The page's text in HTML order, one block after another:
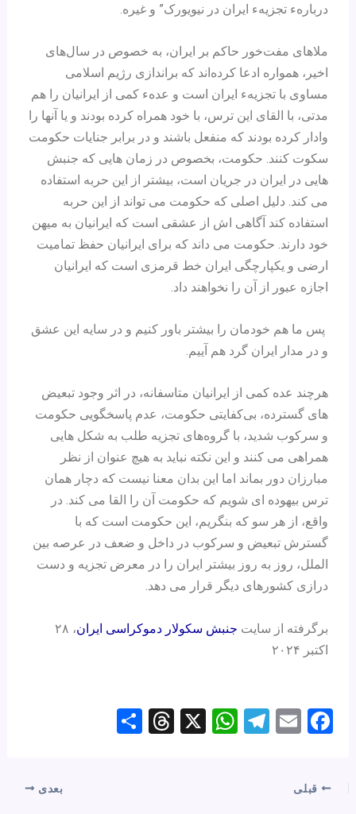
دربارهء تجزیهء ایران در نیویورک” و غیره.
ملاهای مفت‌خور حاکم بر ایران، به خصوص در سال‌های
اخیر، همواره ادعا کرده‌اند که براندازی رژیم اسلامی
مساوی با تجزیهء ایران است و عدهء کمی از ایرانیان را هم
مدتی، با القای این ترس، با خود همراه کرده بودند و یا آنها را
وادار کرده بودند که منفعل باشند و در برابر جنایات حکومت
سکوت کنند. حکومت، بخصوص در زمان هایی که جنبش
هایی در ایران در جریان است، بیشتر از این حربه استفاده
می کند. دلیل اصلی که حکومت می تواند از این حربه
استفاده کند آگاهی اش از عشقی است که ایرانیان به میهن
خود دارند. حکومت می داند که برای ایرانیان حفظ تمامیت
ارضی و یکپارچگی ایران خط قرمزی است که ایرانیان
اجازه عبور از آن را نخواهند داد.
پس ما هم خودمان را بیشتر باور کنیم و در سایه این عشق
و در مدار ایران گرد هم آییم.
هرچند عده کمی از ایرانیان متاسفانه، در اثر وجود تبعیض
های گسترده، بی‌کفایتی حکومت، عدم پاسخگویی حکومت
و سرکوب شدید، با گروه‌های تجزیه طلب به شکل هایی
همراهی می کنند و این نکته نباید به هیچ عنوان از نظر
مبارزان دور بماند اما این بدان معنا نیست که دچار همان
ترس بیهوده ای شویم که حکومت آن را القا می کند. در
واقع، از هر سو که بنگریم، این حکومت است که با
گسترش تبعیض و سرکوب در داخل و ضعف در عرصه بین
الملل، روز به روز بیشتر ایران را در معرض تجزیه و دست
درازی کشورهای دیگر قرار می دهد.
برگرفته از سایت جنبش سکولار دموکراسی ایران ، ۲۸
اکتبر ۲۰۲۴
F
e
E
T
W
X
T
قبلی بعدی